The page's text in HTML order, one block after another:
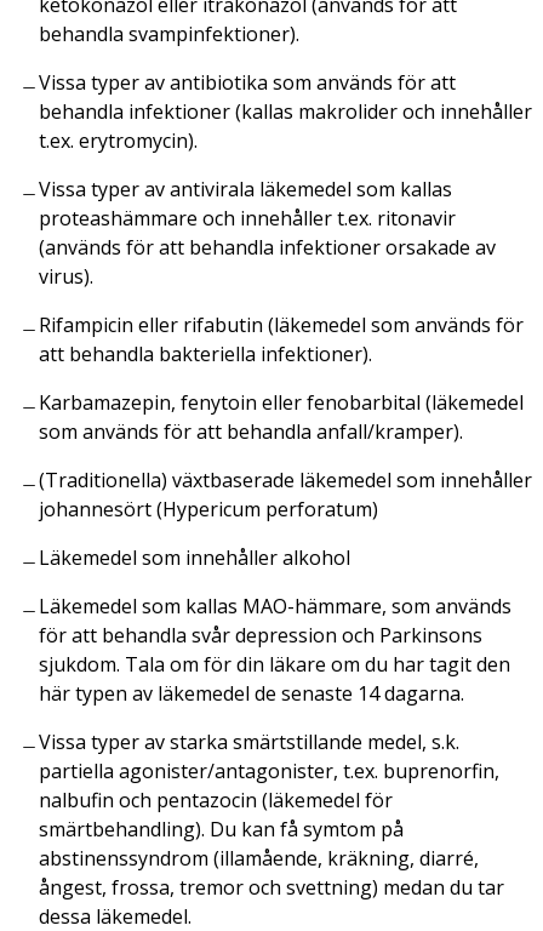
behandla svampinfektioner).
Vissa typer av antibiotika som används för att
behandla infektioner (kallas makrolider och innehåller
t.ex. erytromycin).
Vissa typer av antivirala läkemedel som kallas
proteashämmare och innehåller t.ex. ritonavir
(används för att behandla infektioner orsakade av
virus).
Rifampicin eller rifabutin (läkemedel som används för
att behandla bakteriella infektioner).
Karbamazepin, fenytoin eller fenobarbital (läkemedel
som används för att behandla anfall/kramper).
(Traditionella) växtbaserade läkemedel som innehåller
johannesört (Hypericum perforatum)
Läkemedel som innehåller alkohol
Läkemedel som kallas MAO-hämmare, som används
för att behandla svår depression och Parkinsons
sjukdom. Tala om för din läkare om du har tagit den
här typen av läkemedel de senaste 14 dagarna.
Vissa typer av starka smärtstillande medel, s.k.
partiella agonister/antagonister, t.ex. buprenorfin,
nalbufin och pentazocin (läkemedel för
smärtbehandling). Du kan få symtom på
abstinenssyndrom (illamående, kräkning, diarré,
ångest, frossa, tremor och svettning) medan du tar
dessa läkemedel.